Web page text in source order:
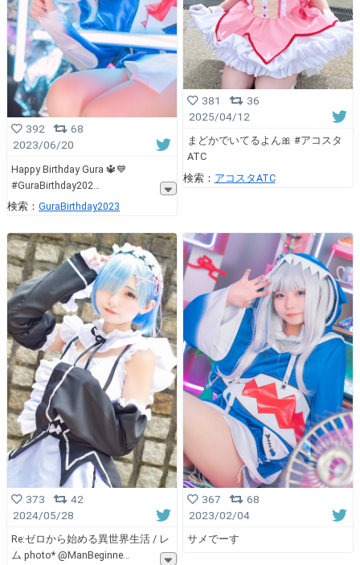
392
68
2023/06/20
Happy Birthday Gura 🔱💙
#GuraBirthday202
検索： GuraBirthday2023
381
36
2025/04/12
まどかでいてるよん🎀 #アコスタ
ATC
検索： アコスタATC
373
42
2024/05/28
Re:ゼロから始める異世界生活 / レ
ム photo* @ManBeginne
367
68
2023/02/04
サメでーす